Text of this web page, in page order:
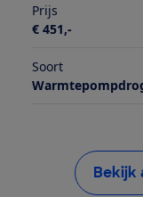
Prijs
€ 451,-
Soort
Bekijk